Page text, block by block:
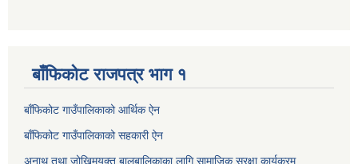
बाँफिकोट राजपत्र भाग १
बाँफिकोट गाउँपालिकाको आर्थिक ऐन
बाँफिकोट गाउँपालिकाको सहकारी ऐन
अनाथ तथा जोखिमयुक्त बालबालिकाका लागि सामाजिक सुरक्षा कार्यक्रम